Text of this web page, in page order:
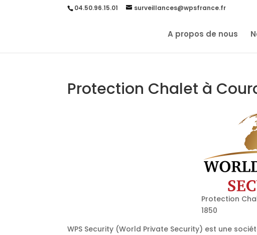
04.50.96.15.01 surveillances@wpsfrance.fr
A propos de nous
Protection Chalet à
Protection
1850
WPS Security (World Private Security) est une